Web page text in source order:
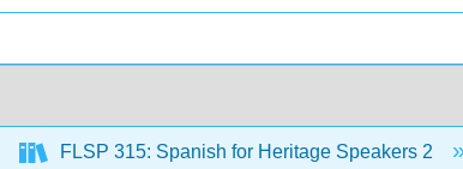
global
FLSP 315: Spanish for Heritage Speakers 2